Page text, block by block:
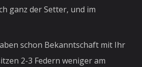
ganz der Setter, und im
schon Bekanntschaft mit Ihr
2-3 Federn weniger am